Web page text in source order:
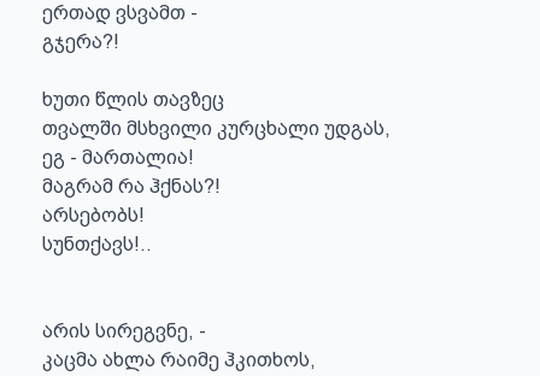
ერთად ვსვამთ -
გჯერა?!
ხუთი წლის თავზეც
თვალში მსხვილი კურცხალი უდგას,
ეგ - მართალია!
მაგრამ რა ჰქნას?!
არსებობს!
სუნთქავს!..
არის სირეგვნე, -
კაცმა ახლა რაიმე ჰკითხოს,